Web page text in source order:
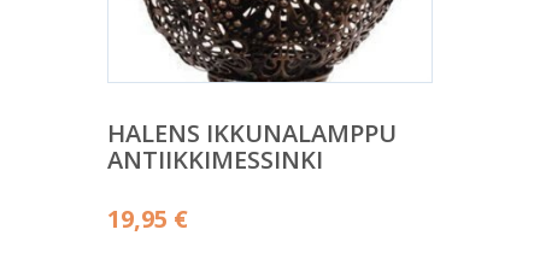
HALENS IKKUNALAMPPU
ANTIIKKIMESSINKI
19,95 €